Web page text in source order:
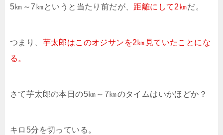
5㎞～7㎞というと当たり前だが、 距離にして2㎞だ。
つまり、 芋太郎はこのオジサンを2㎞見ていたことにな
る。
さて芋太郎の本日の5㎞～7㎞のタイムはいかほどか？
キロ5分を切っている。